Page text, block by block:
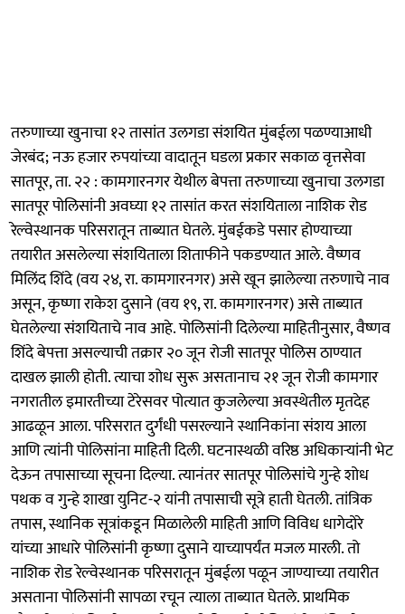
तरुणाच्या खुनाचा १२ तासांत उलगडा संशयित मुंबईला पळण्याआधी
जेरबंद; नऊ हजार रुपयांच्या वादातून घडला प्रकार सकाळ वृत्तसेवा
सातपूर, ता. २२ : कामगारनगर येथील बेपत्ता तरुणाच्या खुनाचा उलगडा
सातपूर पोलिसांनी अवघ्या १२ तासांत करत संशयिताला नाशिक रोड
रेल्वेस्थानक परिसरातून ताब्यात घेतले. मुंबईकडे पसार होण्याच्या
तयारीत असलेल्या संशयिताला शिताफीने पकडण्यात आले. वैष्णव
मिलिंद शिंदे (वय २४, रा. कामगारनगर) असे खून झालेल्या तरुणाचे नाव
असून, कृष्णा राकेश दुसाने (वय १९, रा. कामगारनगर) असे ताब्यात
घेतलेल्या संशयिताचे नाव आहे. पोलिसांनी दिलेल्या माहितीनुसार, वैष्णव
शिंदे बेपत्ता असल्याची तक्रार २० जून रोजी सातपूर पोलिस ठाण्यात
दाखल झाली होती. त्याचा शोध सुरू असतानाच २१ जून रोजी कामगार
नगरातील इमारतीच्या टेरेसवर पोत्यात कुजलेल्या अवस्थेतील मृतदेह
आढळून आला. परिसरात दुर्गंधी पसरल्याने स्थानिकांना संशय आला
आणि त्यांनी पोलिसांना माहिती दिली. घटनास्थळी वरिष्ठ अधिकाऱ्यांनी भेट
देऊन तपासाच्या सूचना दिल्या. त्यानंतर सातपूर पोलिसांचे गुन्हे शोध
पथक व गुन्हे शाखा युनिट-२ यांनी तपासाची सूत्रे हाती घेतली. तांत्रिक
तपास, स्थानिक सूत्रांकडून मिळालेली माहिती आणि विविध धागेदोरे
यांच्या आधारे पोलिसांनी कृष्णा दुसाने याच्यापर्यंत मजल मारली. तो
नाशिक रोड रेल्वेस्थानक परिसरातून मुंबईला पळून जाण्याच्या तयारीत
असताना पोलिसांनी सापळा रचून त्याला ताब्यात घेतले. प्राथमिक